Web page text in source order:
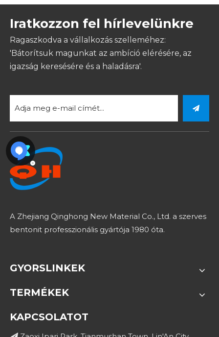
Iratkozzon fel hírlevelünkre
Ragaszkodva a vállalkozás szelleméhez:
'Bátorítsuk magunkat az ambíció elérésére, az
igazság keresésére és a haladásra'.
A Zhejiang Qinghong New Material Co., Ltd. a szerves
bentonit professzionális gyártója 1980 óta.
GYORSLINKEK
TERMÉKEK
KAPCSOLATOT